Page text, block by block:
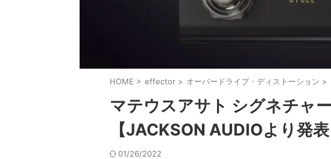
HOME > effector > オーバードライブ・ディストーション >
マテウスアサト シグネチャ
【JACKSON AUDIOより発表
01/26/2022